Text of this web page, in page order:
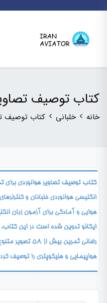
کتاب توصیف
خانه خلبانی کتاب توصیف